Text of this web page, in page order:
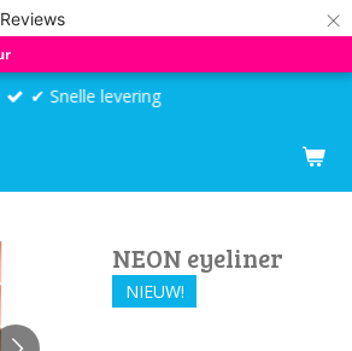
Reviews ×
✔ Snelle levering
NEON eyeliner
NIEUW!